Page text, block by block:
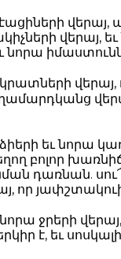
վերայ,
վերայ,
նորա
եւ նորա
բոլոր
դառնան.
որ
նորա ջրերի
է, եւ